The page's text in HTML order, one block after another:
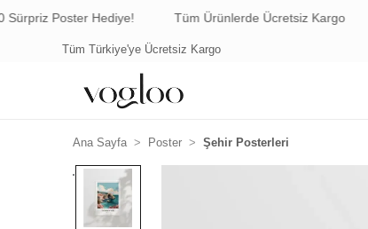
Hediye! Tüm Ürünlerde Ücretsiz Kargo
Tüm Türkiye'ye Ücretsiz Kargo
Ana Sayfa Poster Şehir Posterleri